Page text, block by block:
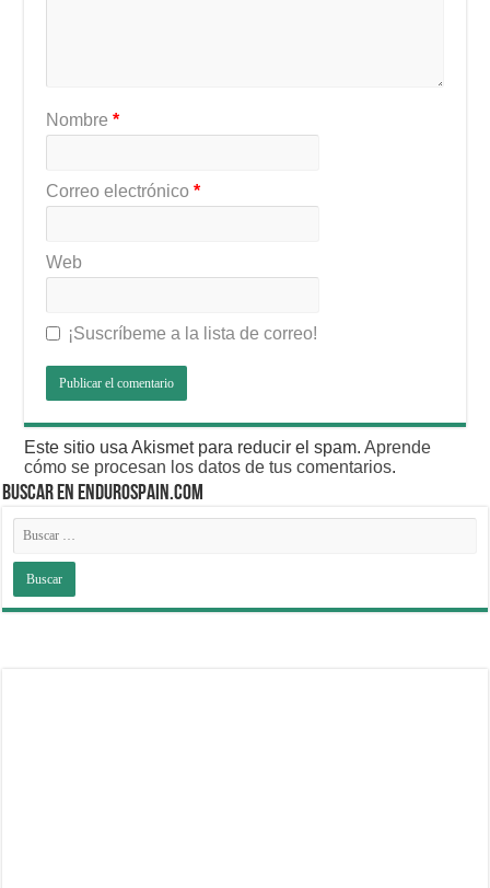
Nombre*
Correo electrónico*
Web
¡Suscríbeme a la lista de correo!
Este sitio usa Akismet para reducir el spam.Aprende
cómo se procesan los datos de tus comentarios.
BUSCAR EN ENDUROSPAIN.COM